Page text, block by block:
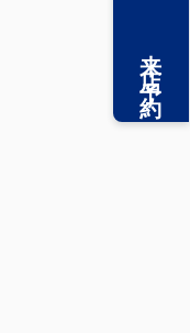
来店予約